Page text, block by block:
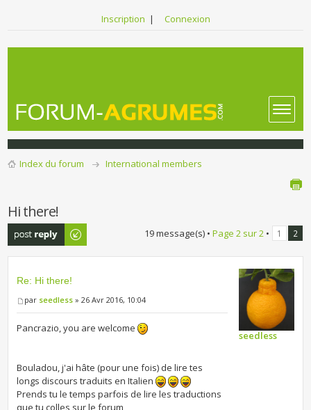
Inscription | Connexion
Index du forum International members
Hi there!
Publier une
réponse
19 message(s) • Page 2sur2• 1 2
Re: Hi there!
par seedless » 26 Avr 2016, 10:04
Pancrazio, you are welcome
Bouladou, j'ai hâte (pour une fois) de lire tes
longs discours traduits en Italien
Prends tu le temps parfois de lire les traductions
que tu colles sur le forum
seedless